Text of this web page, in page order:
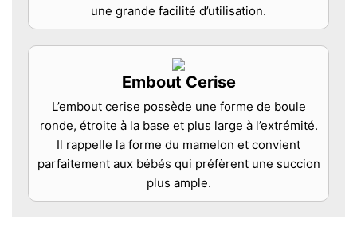
une grande facilité d’utilisation.
Embout Cerise
L’embout cerise possède une forme de boule
ronde, étroite à la base et plus large à l’extrémité.
Il rappelle la forme du mamelon et convient
parfaitement aux bébés qui préfèrent une succion
plus ample.